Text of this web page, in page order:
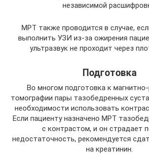
независимой
МРТ также проводится в случае,
выполнить УЗИ из-за ожирения
ультразвук не проходит через
Подготовка
Во многом подготовка к
томографии пары тазобедренных
необходимости использовать
Если пациенту назначено МРТ
с контрастом, и он страдает
недостаточность, рекомендуется
на креатинин.